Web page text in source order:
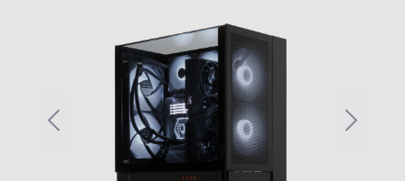
Omitir galería de imágenes